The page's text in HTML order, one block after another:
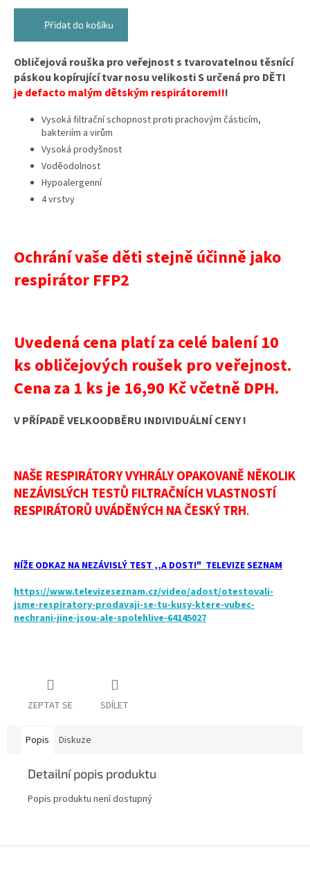
Přidat do košíku
Obličejová rouška pro veřejnost s tvarovatelnou těsnící
páskou kopírující tvar nosu velikosti S určená pro DĚTI
jedefacto malým dětským respirátorem!!!
Vysoká filtrační schopnost proti prachovým částicím,
bakteriím a virům
Vysoká prodyšnost
Voděodolnost
Hypoalergenní
4 vrstvy
Ochrání vaše děti stejně účinně jako
respirátor FFP2
Uvedená cena platí za celé balení 10
ks obličejových roušek pro veřejnost.
Cena za 1 ks je 16,90 Kč včetně DPH.
V PŘÍPADĚ VELKOODBĚRU INDIVIDUÁLNÍ CENY !
NAŠE RESPIRÁTORY VYHRÁLY OPAKOVANĚ NĚKOLIK
NEZÁVISLÝCH TESTŮ FILTRAČNÍCH VLASTNOSTÍ
RESPIRÁTORŮ UVÁDĚNÝCH NA ČESKÝ TRH.
NÍŽE ODKAZ NA NEZÁVISLÝ TEST ,,A DOST!" TELEVIZE SEZNAM
https://www.televizeseznam.cz/video/adost/otestovali-
jsme-respiratory-prodavaji-se-tu-kusy-ktere-vubec-
nechrani-jine-jsou-ale-spolehlive-64145027
ZEPTAT SE SDÍLET
Popis Diskuze
Detailní popis produktu
Popis produktu není dostupný